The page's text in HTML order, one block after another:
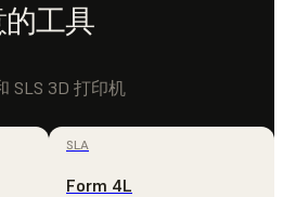
工具
SLS 3D 打印机
SLA
Form 4L